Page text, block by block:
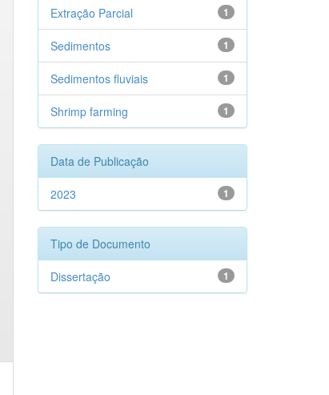
1
Extração Parcial
1
Sedimentos
1
Sedimentos fluviais
1
Shrimp farming
Data de Publicação
1
2023
Tipo de Documento
1
Dissertação